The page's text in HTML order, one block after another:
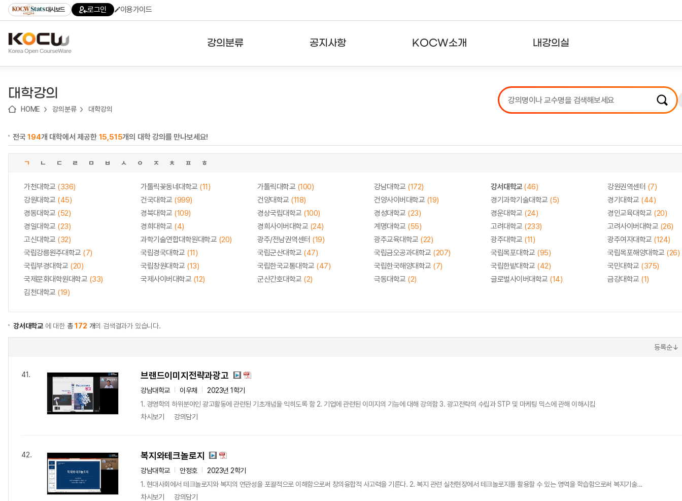
기
기
기
content)
가
대시보드 로그인 이용가이드
강의분류 공지사항 KOCW소개 내강의실
강의리스트
수강확인증강의
대학강의
HOME 강의분류 대학강의
전국194개 대학에서 제공한 15,515개의 대학 강의를 만나보세요!
ㄱ ㄴ ㄷ ㄹ ㅁ ㅂ ㅅ ㅇ ㅈ ㅊ ㅍ ㅎ
가천대학교 (336) 가톨릭꽃동네대학교 (11) 가톨릭대학교 (100) 강남대학교 (172) 강서대학교(46) 강원권역센터 (7)
강원대학교 (45) 건국대학교 (999) 건양대학교 (118) 건양사이버대학교 (19) 경기과학기술대학교 (5) 경기대학교 (44)
경동대학교 (52) 경북대학교 (109) 경상국립대학교 (100) 경성대학교 (23) 경운대학교 (24) 경인교육대학교 (20)
경일대학교 (23) 경희대학교 (4) 경희사이버대학교 (24) 계명대학교 (55) 고려대학교 (233) 고려사이버대학교 (26)
고신대학교 (32) 과학기술연합대학원대학교 (20) 광주/전남권역센터 (19) 광주교육대학교 (22) 광주대학교 (11) 광주여자대학교 (124)
국립강릉원주대학교 (7) 국립경국대학교 (11) 국립군산대학교 (47) 국립금오공과대학교 (207) 국립목포대학교 (95) 국립목포해양대학교 (26)
국립부경대학교 (20) 국립창원대학교 (13) 국립한국교통대학교 (47) 국립한국해양대학교 (7) 국립한밭대학교 (42) 국민대학교 (375)
국제문화대학원대학교 (33) 국제사이버대학교 (12) 군산간호대학교 (2) 극동대학교 (2) 글로벌사이버대학교 (14) 금강대학교 (1)
김천대학교 (19)
강서대학교 에 대한 총172 개의 검색결과가 있습니다.
등록순↓
41. 브랜드이미지전략과광고
강남대학교 이우채
2023년 1학기
1. 경영학의 하위분야인 광고활동에 관련된 기초개념을 익히도록 함 2. 기업에 관련된 이미지의 기능에 대해 강의함 3. 광고전략의 수립과 STP 및 마케팅 믹스에 관해 이해시킴
차시보기
강의담기
42. 복지와테크놀로지
강남대학교 안정호
2023년 2학기
1. 현대사회에서 테크놀로지와 복지의 연관성을 포괄적으로 이해함으로써 창의융합적 사고력을 기른다. 2. 복지 관련 실천현장에서 테크놀로지를 활용할 수 있는 영역을 학습함으로써 복지기술...
차시보기
강의담기